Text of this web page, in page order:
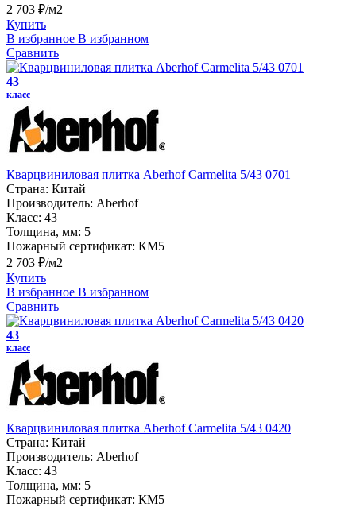
2 703 ₽/м2
Купить
В избранное В избранном
Сравнить
43
класс
Кварцвиниловая плитка Aberhof Carmelita 5/43 0701
Страна: Китай
Производитель: Aberhof
Класс: 43
Толщина, мм: 5
Пожарный сертификат: КМ5
2 703 ₽/м2
Купить
В избранное В избранном
Сравнить
43
класс
Кварцвиниловая плитка Aberhof Carmelita 5/43 0420
Страна: Китай
Производитель: Aberhof
Класс: 43
Толщина, мм: 5
Пожарный сертификат: КМ5